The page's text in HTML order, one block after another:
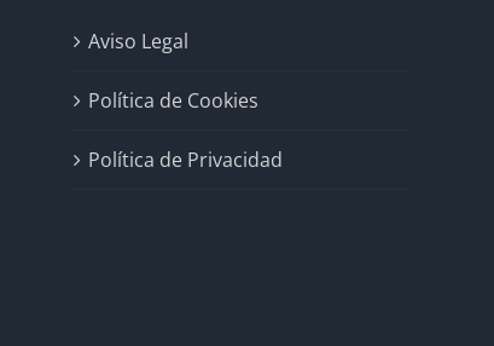
Aviso Legal
Política de Cookies
Política de Privacidad